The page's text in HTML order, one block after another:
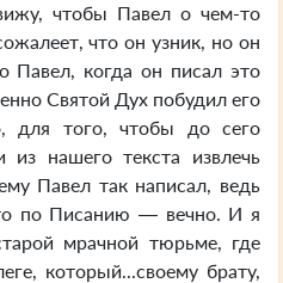
чтобы Павел о чем-то
что он узник, но он
Павел, когда он писал это
Святой Дух побудил его
для того, чтобы до сего
нашего текста извлечь
Павел так написал, ведь
по Писанию — вечно. И я
мрачной тюрьме, где
который...своему брату,